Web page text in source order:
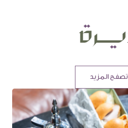
تصفح المزيد